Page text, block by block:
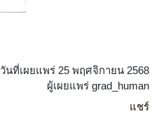
วันที่เผยแพร่ 25 พฤศจิกายน 2568
ผู้เผยแพร่ grad_human
แชร์